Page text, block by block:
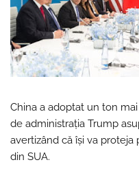
China a adoptat un ton
de administraţia Trump
avertizând că îşi va proteja
din SUA.